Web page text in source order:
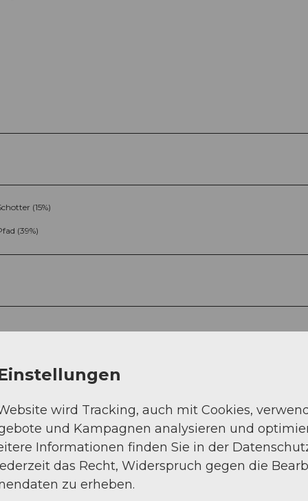
(15%)
(39%)
Sep Okt
Ibergeregg - Oberberg - Bergstation
wird Tracking, auch mit Cookies,
und Kampagnen analysieren und
Informationen finden Sie in der
das Recht, Widerspruch gegen die
zu erheben.